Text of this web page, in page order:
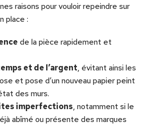
raisons pour vouloir repeindre sur
place :
de la pièce rapidement et
et de l’argent, évitant ainsi les
et pose d’un nouveau papier peint
des murs.
imperfections, notamment si le
abîmé ou présente des marques